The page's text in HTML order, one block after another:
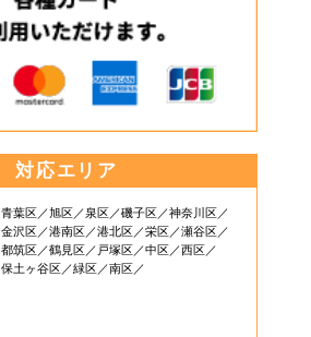
対応エリア
青葉区 旭区 泉区 磯子区
神奈川区
金沢区
港南区 港北区 栄区
瀬谷区
都筑区
鶴見区 戸塚区 中区
西区
保土ヶ谷区
緑区 南区